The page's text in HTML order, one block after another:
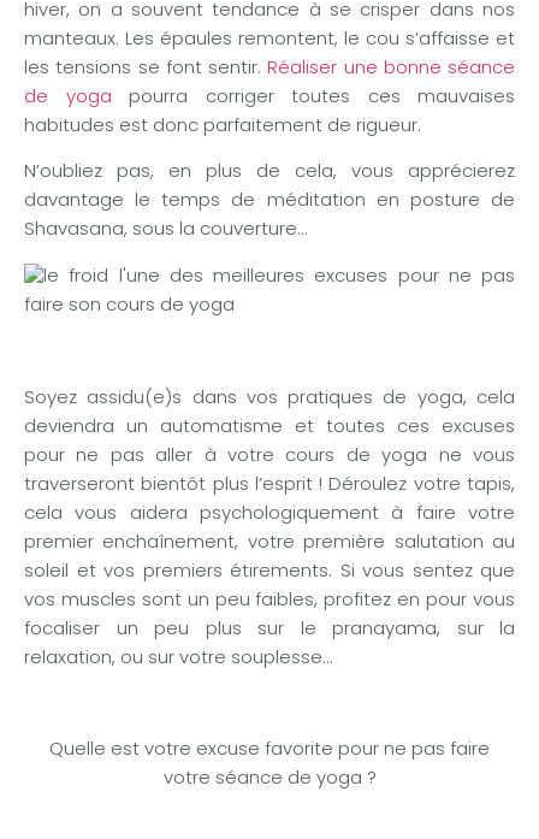
hiver, on a souvent tendance à se crisper dans nos
manteaux. Les épaules remontent, le cou s’affaisse et
les tensions se font sentir. Réaliser une bonne séance
de yoga pourra corriger toutes ces mauvaises
habitudes est donc parfaitement de rigueur.
N’oubliez pas, en plus de cela, vous apprécierez
davantage le temps de méditation en posture de
Shavasana, sous la couverture…
Soyez assidu(e)s dans vos pratiques de yoga, cela
deviendra un automatisme et toutes ces excuses
pour ne pas aller à votre cours de yoga ne vous
traverseront bientôt plus l’esprit ! Déroulez votre tapis,
cela vous aidera psychologiquement à faire votre
premier enchaînement, votre première salutation au
soleil et vos premiers étirements. Si vous sentez que
vos muscles sont un peu faibles, profitez en pour vous
focaliser un peu plus sur le pranayama, sur la
relaxation, ou sur votre souplesse…
Quelle est votre excuse favorite pour ne pas faire
votre séance de yoga ?